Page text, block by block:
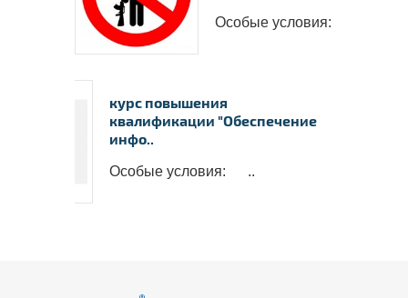
Особые условия: ..
курс повышения
квалификации "Обеспечение
инфо..
Особые условия: ..